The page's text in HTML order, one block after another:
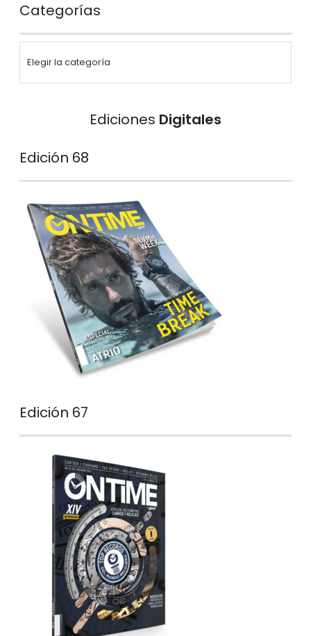
Categorías
Ediciones Digitales
Edición 68
Edición 67